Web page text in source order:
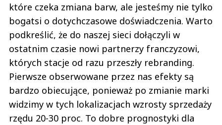
które czeka zmiana barw, ale jesteśmy nie tylko
bogatsi o dotychczasowe doświadczenia. Warto
podkreślić, że do naszej sieci dołączyli w
ostatnim czasie nowi partnerzy franczyzowi,
których stacje od razu przeszły rebranding.
Pierwsze obserwowane przez nas efekty są
bardzo obiecujące, ponieważ po zmianie marki
widzimy w tych lokalizacjach wzrosty sprzedaży
rzędu 20-30 proc. To dobre prognostyki dla